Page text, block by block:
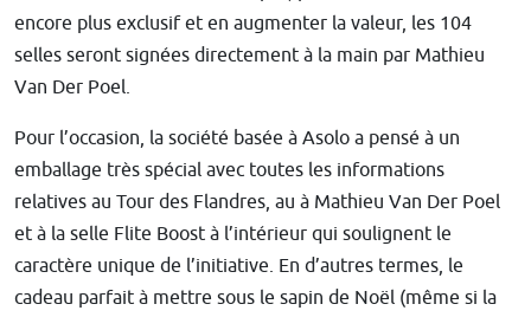
encore plus exclusif et en augmenter la valeur, les 104
selles seront signées directement à la main par Mathieu
Van Der Poel.
Pour l’occasion, la société basée à Asolo a pensé à un
emballage très spécial avec toutes les informations
relatives au Tour des Flandres, au à Mathieu Van Der Poel
et à la selle Flite Boost à l’intérieur qui soulignent le
caractère unique de l’initiative. En d’autres termes, le
cadeau parfait à mettre sous le sapin de Noël (même si la